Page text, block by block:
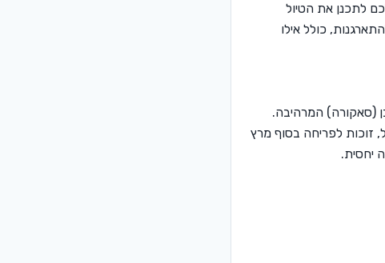
לתכנן את הטיול
להתארגנות, כולל אילו
(סאקורה) המרהיבה.
זוכות לפריחה בסוף מרץ